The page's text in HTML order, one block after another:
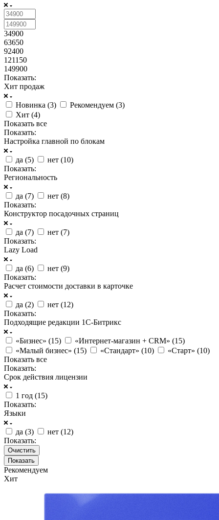
34900
63650
92400
121150
149900
Показать:
Хит продаж
Новинка (3) Рекомендуем (3)
Хит (4)
Показать все
Показать:
Настройка главной по блокам
да (5) нет (10)
Показать:
Региональность
да (7) нет (8)
Показать:
Конструктор посадочных страниц
да (7) нет (7)
Показать:
Lazy Load
да (6) нет (9)
Показать:
Расчет стоимости доставки в карточке
да (2) нет (12)
Показать:
Подходящие редакции 1С-Битрикс
«Бизнес» (15) «Интернет-магазин + CRM» (15)
«Малый бизнес» (15) «Стандарт» (10) «Старт» (10)
Показать все
Показать:
Срок действия лицензии
1 год (15)
Показать:
Языки
да (3) нет (12)
Показать:
Очистить
Рекомендуем
Хит